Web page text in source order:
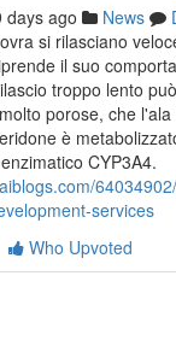
days ago News
si rilasciano
il suo
troppo lento
porose, che l'ala
è
CYP3A4.
services
Who Upvoted